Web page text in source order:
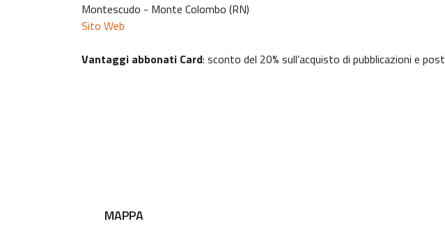
Montescudo - Monte Colombo (RN)
Sito Web
Vantaggi abbonati Card: sconto del 20% sull’acquisto di pubblicazioni e
MAPPA